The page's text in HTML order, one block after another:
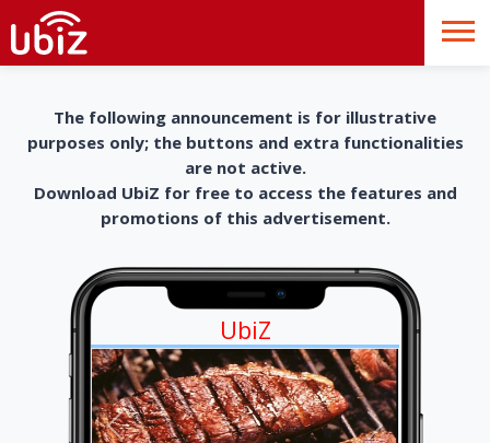
The following announcement is for illustrative
purposes only; the buttons and extra functionalities
are not active.
Download UbiZ for free to access the features and
promotions of this advertisement.
UbiZ